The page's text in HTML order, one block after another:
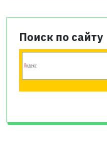
Поиск по сайту